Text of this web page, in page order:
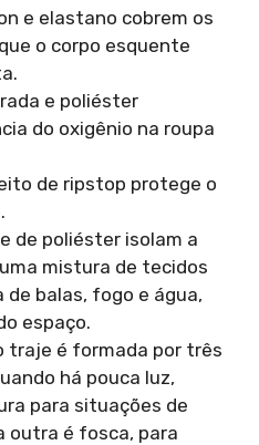
e elastano cobrem os
o corpo esquente
e poliéster
do oxigênio na roupa
de ripstop protege o
de poliéster isolam a
mistura de tecidos
balas, fogo e água,
espaço.
traje é formada por três
há pouca luz,
para situações de
outra é fosca, para